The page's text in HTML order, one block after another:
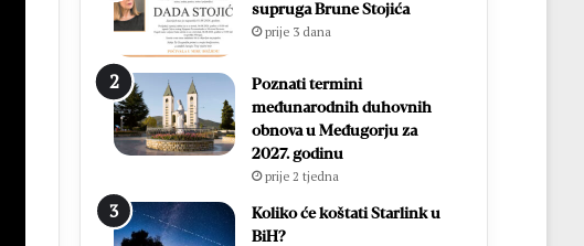
supruga Brune Stojića
prije 3 dana
Poznati termini
međunarodnih duhovnih
obnova u Međugorju za
2027. godinu
prije 2 tjedna
Koliko će koštati Starlink u
BiH?